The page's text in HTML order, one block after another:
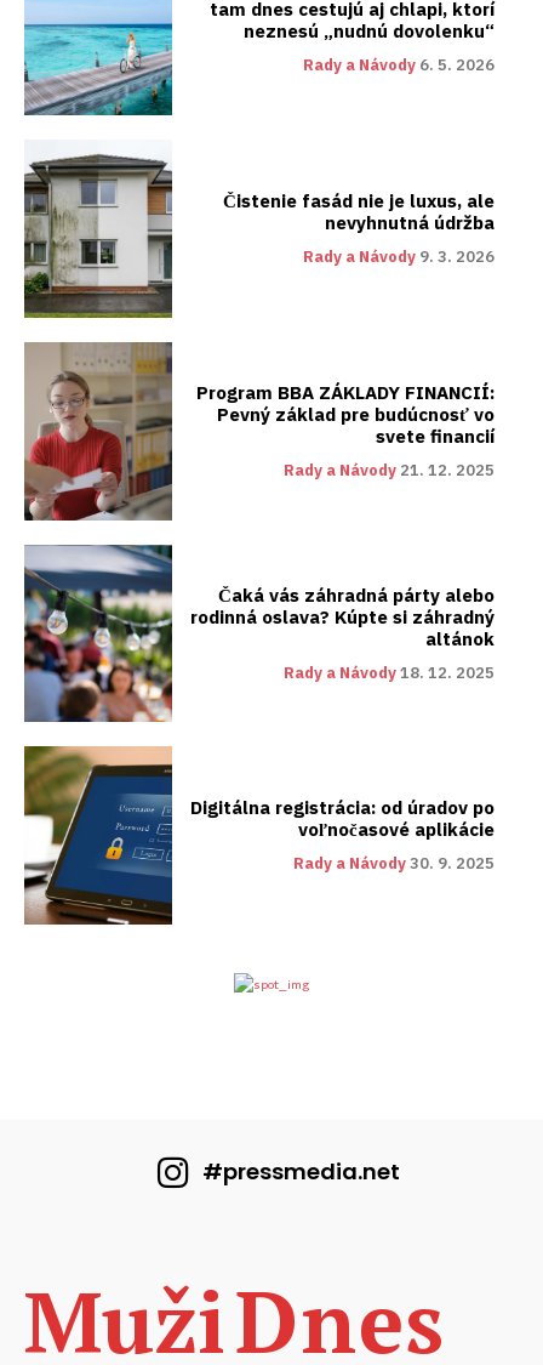
tam dnes cestujú aj chlapi, ktorí
neznesú „nudnú dovolenku“
Rady a Návody 6. 5. 2026
Čistenie fasád nie je luxus, ale
nevyhnutná údržba
Rady a Návody 9. 3. 2026
Program BBA ZÁKLADY FINANCIÍ:
Pevný základ pre budúcnosť vo
svete financií
Rady a Návody 21. 12. 2025
Čaká vás záhradná párty alebo
rodinná oslava? Kúpte si záhradný
altánok
Rady a Návody18. 12. 2025
Digitálna registrácia: od úradov po
voľnočasové aplikácie
Rady a Návody30. 9. 2025
#pressmedia.net
MužiDnes